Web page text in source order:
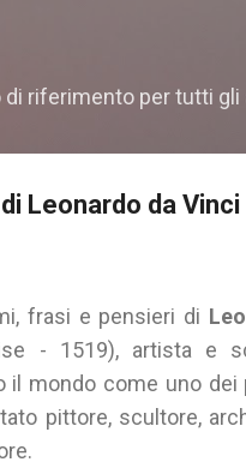
riferimento per tutti
Leonardo da Vinci
frasi e pensieri di
- 1519), artista e
mondo come uno dei
pittore, scultore,